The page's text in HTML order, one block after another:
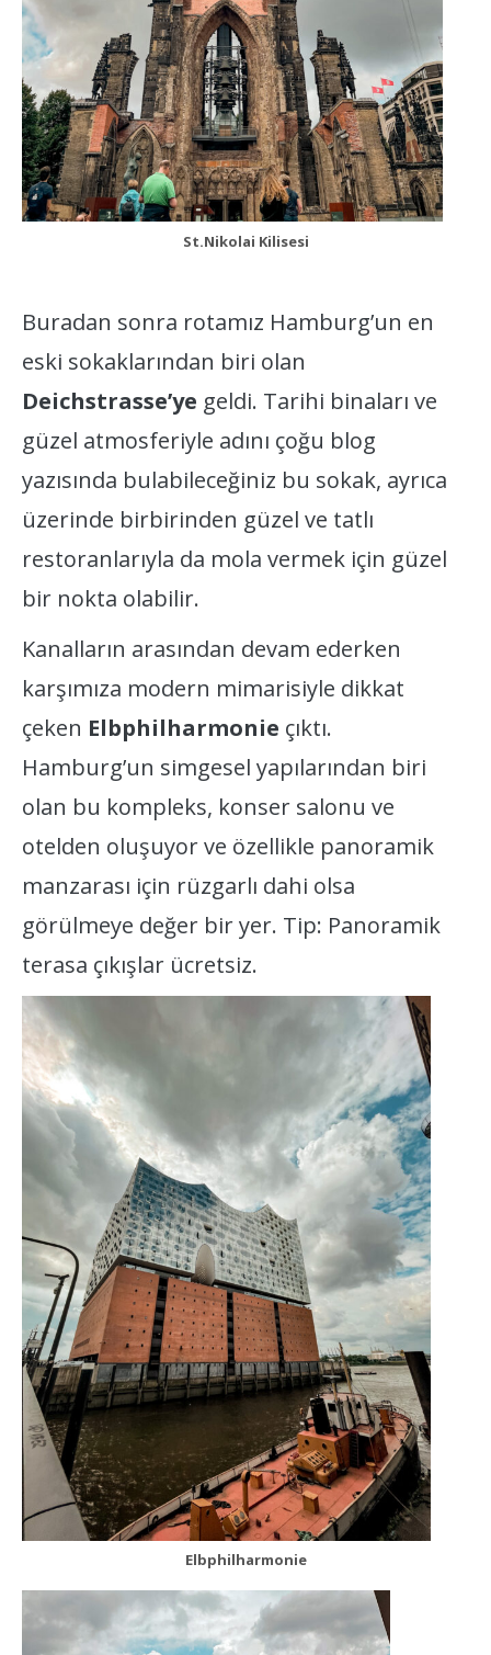
St.Nikolai Kilisesi
Buradan sonra rotamız Hamburg’un en
eski sokaklarından biri olan
Deichstrasse’ye geldi. Tarihi binaları ve
güzel atmosferiyle adını çoğu blog
yazısında bulabileceğiniz bu sokak, ayrıca
üzerinde birbirinden güzel ve tatlı
restoranlarıyla da mola vermek için güzel
bir nokta olabilir.
Kanalların arasından devam ederken
karşımıza modern mimarisiyle dikkat
çeken Elbphilharmonie çıktı.
Hamburg’un simgesel yapılarından biri
olan bu kompleks, konser salonu ve
otelden oluşuyor ve özellikle panoramik
manzarası için rüzgarlı dahi olsa
görülmeye değer bir yer. Tip: Panoramik
terasa çıkışlar ücretsiz.
Elbphilharmonie